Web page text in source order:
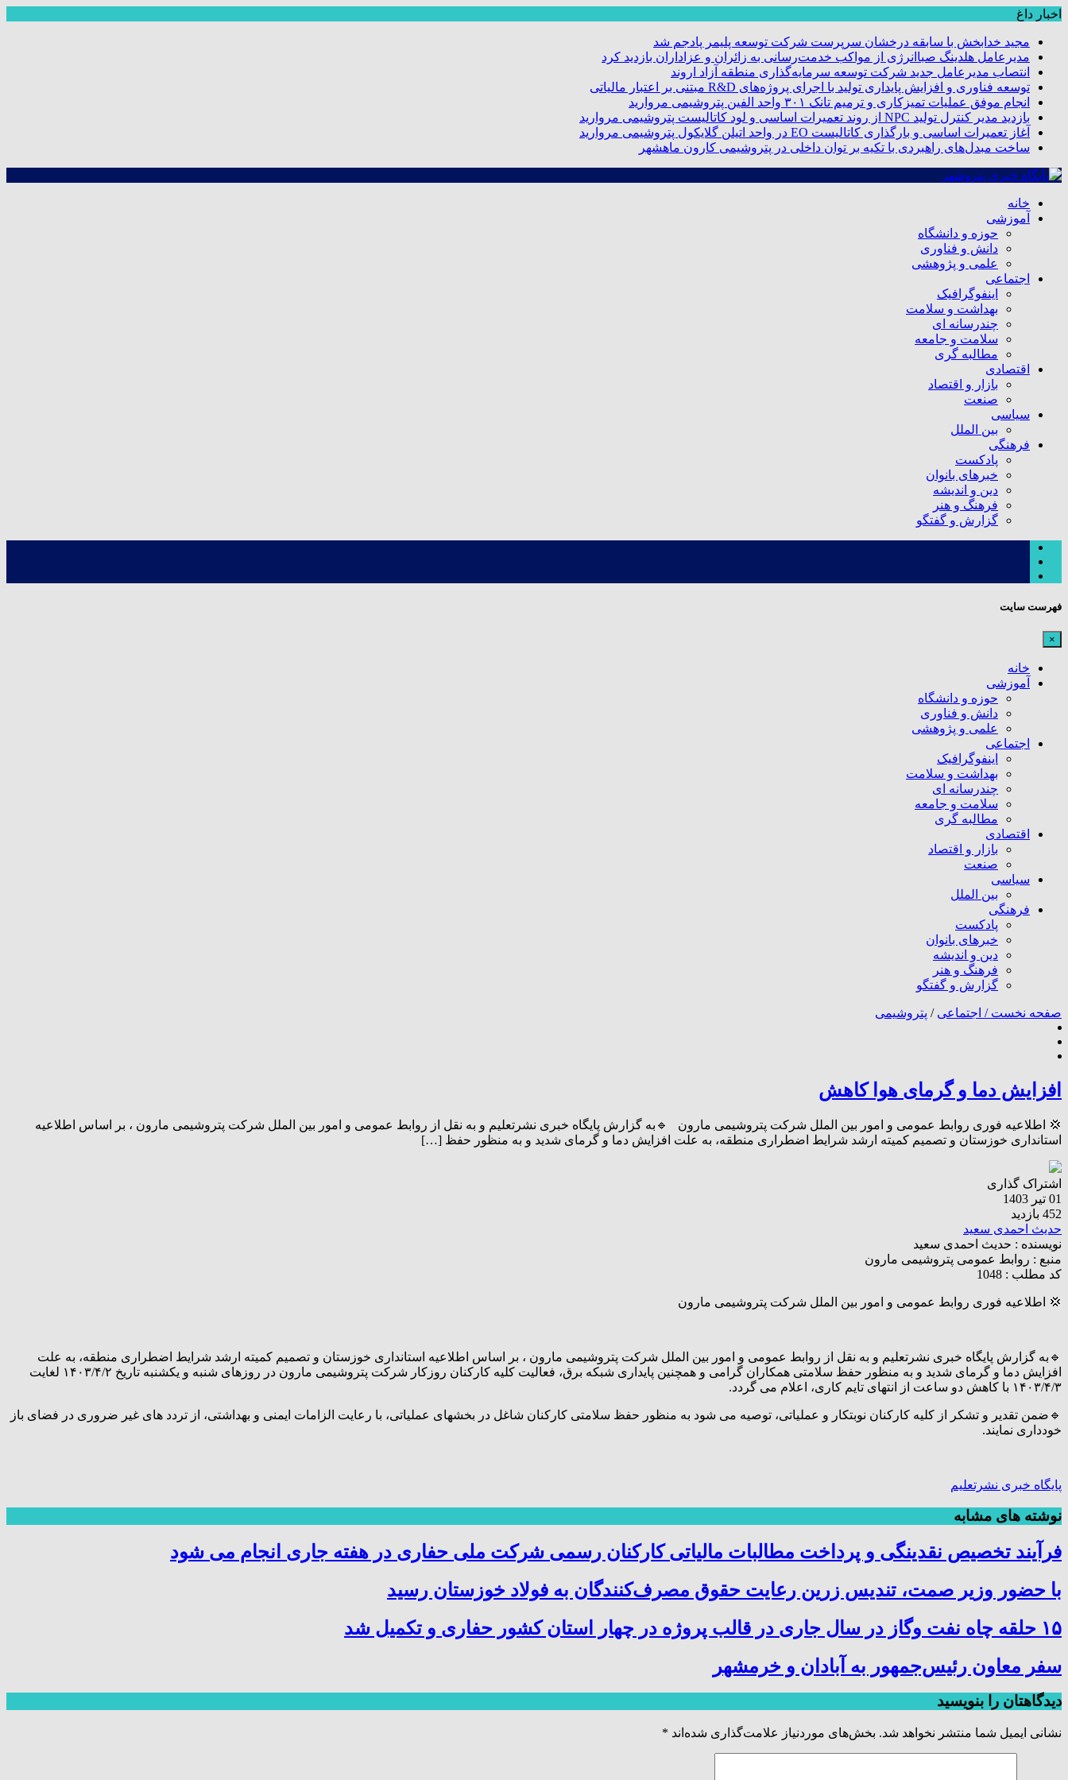
اخبار داغ
مجید خدابخش با سابقه درخشان سرپرست شرکت توسعه پلیمر پادجم شد
مدیرعامل هلدینگ صباانرژی از مواکب خدمت‌رسانی به زائران و عزاداران بازدید کرد
انتصاب مدیرعامل جدید شرکت توسعه سرمایه‌گذاری منطقه آزاد اروند
توسعه فناوری و افزایش پایداری تولید با اجرای پروژه‌های R&D مبتنی بر اعتبار مالیاتی
انجام موفق عملیات تمیزکاری و ترمیم تانک ۳۰۱ واحد الفین پتروشیمی مروارید
بازدید مدیر کنترل تولید NPC از روند تعمیرات اساسی و لود کاتالیست پتروشیمی مروارید
آغاز تعمیرات اساسی و بارگذاری کاتالیست EO در واحد اتیلن گلایکول پتروشیمی مروارید
ساخت مبدل‌های راهبردی با تکیه بر توان داخلی در پتروشیمی کارون ماهشهر
خانه
آموزشی
حوزه و دانشگاه
دانش و فناوری
علمی و پژوهشی
اجتماعی
اینفوگرافیک
بهداشت و سلامت
چندرسانه ای
سلامت و جامعه
مطالبه گری
اقتصادی
بازار و اقتصاد
صنعت
سیاسی
بین الملل
فرهنگی
پادکست
خبرهای بانوان
دین و اندیشه
فرهنگ و هنر
گزارش و گفتگو
فهرست سایت
×
خانه
آموزشی
حوزه و دانشگاه
دانش و فناوری
علمی و پژوهشی
اجتماعی
اینفوگرافیک
بهداشت و سلامت
چندرسانه ای
سلامت و جامعه
مطالبه گری
اقتصادی
بازار و اقتصاد
صنعت
سیاسی
بین الملل
فرهنگی
پادکست
خبرهای بانوان
دین و اندیشه
فرهنگ و هنر
گزارش و گفتگو
صفحه نخست / اجتماعی / پتروشیمی
افزایش دما و گرمای هوا کاهش
💢 اطلاعیه فوری روابط عمومی و امور بین الملل شرکت پتروشیمی مارون 🔹به گزارش پایگاه خبری نشرتعلیم و به نقل از روابط عمومی و امور بین الملل شرکت پتروشیمی مارون ، بر اساس اطلاعیه
استانداری خوزستان و تصمیم کمیته ارشد شرایط اضطراری منطقه، به علت افزایش دما و گرمای شدید و به منظور حفظ […]
اشتراک گذاری
01 تیر 1403
452 بازدید
حدیث احمدی سعید
نویسنده : حدیث احمدی سعید
منبع : روابط عمومی پتروشیمی مارون
کد مطلب : 1048
💢 اطلاعیه فوری روابط عمومی و امور بین الملل شرکت پتروشیمی مارون
🔹به گزارش پایگاه خبری نشرتعلیم و به نقل از روابط عمومی و امور بین الملل شرکت پتروشیمی مارون ، بر اساس اطلاعیه استانداری خوزستان و تصمیم کمیته ارشد شرایط اضطراری منطقه، به علت
افزایش دما و گرمای شدید و به منظور حفظ سلامتی همکاران گرامی و همچنین پایداری شبکه برق، فعالیت کلیه کارکنان روزکار شرکت پتروشیمی مارون در روزهای شنبه و یکشنبه تاریخ ۱۴۰۳/۴/۲ لغایت
۱۴۰۳/۴/۳ با کاهش دو ساعت از انتهای تایم کاری، اعلام می گردد.
🔹ضمن تقدیر و تشکر از کلیه کارکنان نوبتکار و عملیاتی، توصیه می شود به منظور حفظ سلامتی کارکنان شاغل در بخشهای عملیاتی، با رعایت الزامات ایمنی و بهداشتی، از تردد های غیر ضروری در فضای باز
خودداری نمایند.
پایگاه خبری نشرتعلیم
نوشته های مشابه
فرآیند تخصیص نقدینگی و پرداخت مطالبات مالیاتی کارکنان رسمی شرکت ملی حفاری در هفته جاری انجام می شود
با حضور وزیر صمت، تندیس زرین رعایت حقوق مصرف‌کنندگان به فولاد خوزستان رسید
۱۵ حلقه چاه نفت وگاز در سال جاری در قالب پروژه در چهار استان کشور حفاری و تکمیل شد
سفر معاون رئیس‌جمهور به آبادان و خرمشهر
دیدگاهتان را بنویسید
نشانی ایمیل شما منتشر نخواهد شد. بخش‌های موردنیاز علامت‌گذاری شده‌اند *